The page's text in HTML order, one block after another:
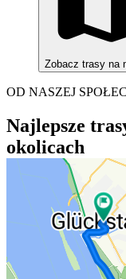
Zobacz trasy na
OD NASZEJ
Najlepsze
okolicach